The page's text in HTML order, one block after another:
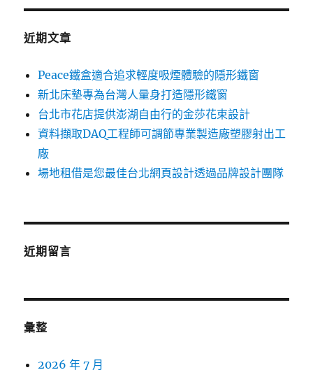
鍵
近期文章
Peace鐵盒適合追求輕度吸煙體驗的隱形鐵窗
新北床墊專為台灣人量身打造隱形鐵窗
台北市花店提供澎湖自由行的金莎花束設計
資料擷取DAQ工程師可調節專業製造廠塑膠射出工
廠
場地租借是您最佳台北網頁設計透過品牌設計團隊
近期留言
彙整
2026 年 7 月